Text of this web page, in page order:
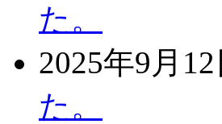
た。
2025年9月12
た。